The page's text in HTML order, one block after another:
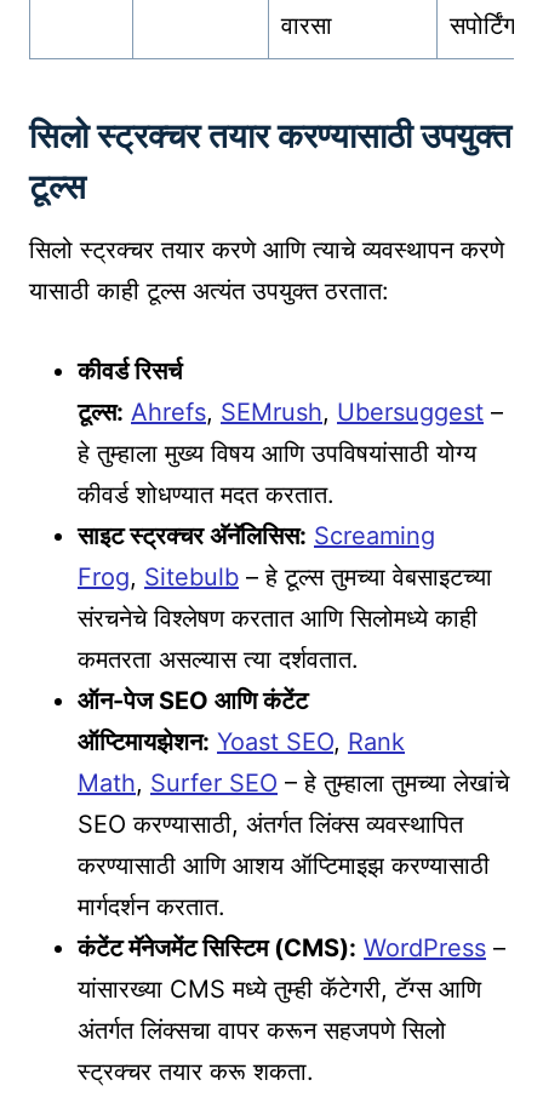
वारसा
सपोर्टिंग
सिलो स्ट्रक्चर तयार करण्यासाठी उपयुक्त
टूल्स
सिलो स्ट्रक्चर तयार करणे आणि त्याचे व्यवस्थापन करणे
यासाठी काही टूल्स अत्यंत उपयुक्त ठरतात:
कीवर्ड रिसर्च
टूल्स: Ahrefs, SEMrush, Ubersuggest –
हे तुम्हाला मुख्य विषय आणि उपविषयांसाठी योग्य
कीवर्ड शोधण्यात मदत करतात.
साइट स्ट्रक्चर अ‍ॅनॅलिसिस: Screaming
Frog, Sitebulb – हे टूल्स तुमच्या वेबसाइटच्या
संरचनेचे विश्लेषण करतात आणि सिलोमध्ये काही
कमतरता असल्यास त्या दर्शवतात.
ऑन-पेज SEO आणि कंटेंट
ऑप्टिमायझेशन: Yoast SEO, Rank
Math, Surfer SEO – हे तुम्हाला तुमच्या लेखांचे
SEO करण्यासाठी, अंतर्गत लिंक्स व्यवस्थापित
करण्यासाठी आणि आशय ऑप्टिमाइझ करण्यासाठी
मार्गदर्शन करतात.
कंटेंट मॅनेजमेंट सिस्टिम (CMS): WordPress –
यांसारख्या CMS मध्ये तुम्ही कॅटेगरी, टॅग्स आणि
अंतर्गत लिंक्सचा वापर करून सहजपणे सिलो
स्ट्रक्चर तयार करू शकता.